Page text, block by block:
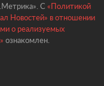
С «Политикой
Новостей» в отношении
о реализуемых
ознакомлен.